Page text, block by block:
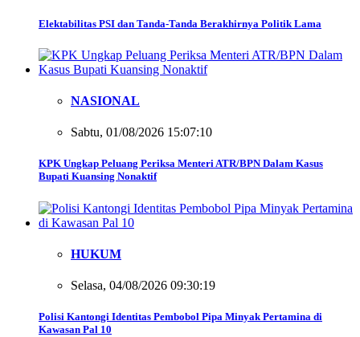
Elektabilitas PSI dan Tanda-Tanda Berakhirnya Politik Lama
NASIONAL
Sabtu, 01/08/2026 15:07:10
KPK Ungkap Peluang Periksa Menteri ATR/BPN Dalam Kasus
Bupati Kuansing Nonaktif
HUKUM
Selasa, 04/08/2026 09:30:19
Polisi Kantongi Identitas Pembobol Pipa Minyak Pertamina di
Kawasan Pal 10